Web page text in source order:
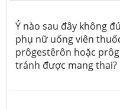
Ý nào sau đây không
phụ nữ uống viên
prôgestêrôn hoặc
tránh được mang thai?